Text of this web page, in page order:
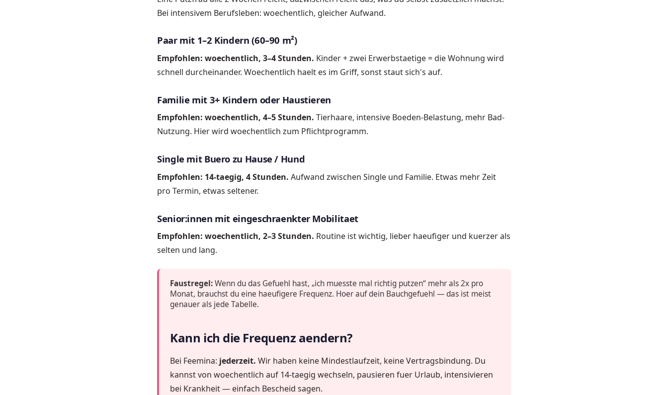
Bei intensivem Berufsleben: woechentlich, gleicher Aufwand.
Paar mit 1–2 Kindern (60–90 m²)
Empfohlen: woechentlich, 3–4 Stunden. Kinder + zwei Erwerbstaetige = die Wohnung wird
schnell durcheinander. Woechentlich haelt es im Griff, sonst staut sich's auf.
Familie mit 3+ Kindern oder Haustieren
Empfohlen: woechentlich, 4–5 Stunden. Tierhaare, intensive Boeden-Belastung, mehr Bad-
Nutzung. Hier wird woechentlich zum Pflichtprogramm.
Single mit Buero zu Hause / Hund
Empfohlen: 14-taegig, 4 Stunden. Aufwand zwischen Single und Familie. Etwas mehr Zeit
pro Termin, etwas seltener.
Senior:innen mit eingeschraenkter Mobilitaet
Empfohlen: woechentlich, 2–3 Stunden. Routine ist wichtig, lieber haeufiger und kuerzer als
selten und lang.
Faustregel:Wenn du das Gefuehl hast, „ich muesste mal richtig putzen“ mehr als 2x pro
Monat, brauchst du eine haeufigere Frequenz. Hoer auf dein Bauchgefuehl — das ist meist
genauer als jede Tabelle.
Kann ich die Frequenz aendern?
Bei Feemina: jederzeit. Wir haben keine Mindestlaufzeit, keine Vertragsbindung. Du
kannst von woechentlich auf 14-taegig wechseln, pausieren fuer Urlaub, intensivieren
bei Krankheit — einfach Bescheid sagen.